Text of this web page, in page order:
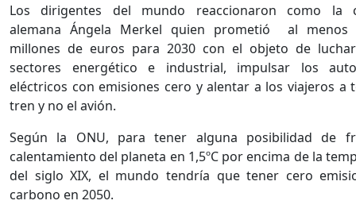
Los dirigentes del mundo reaccionaron como la
alemana Ángela Merkel quien prometió al menos
millones de euros para 2030 con el objeto de
sectores energético e industrial, impulsar los
eléctricos con emisiones cero y alentar a los viajeros a
tren y no el avión.
Según la ONU, para tener alguna posibilidad de
calentamiento del planeta en 1,5ºC por encima de la
del siglo XIX, el mundo tendría que tener cero
carbono en 2050.